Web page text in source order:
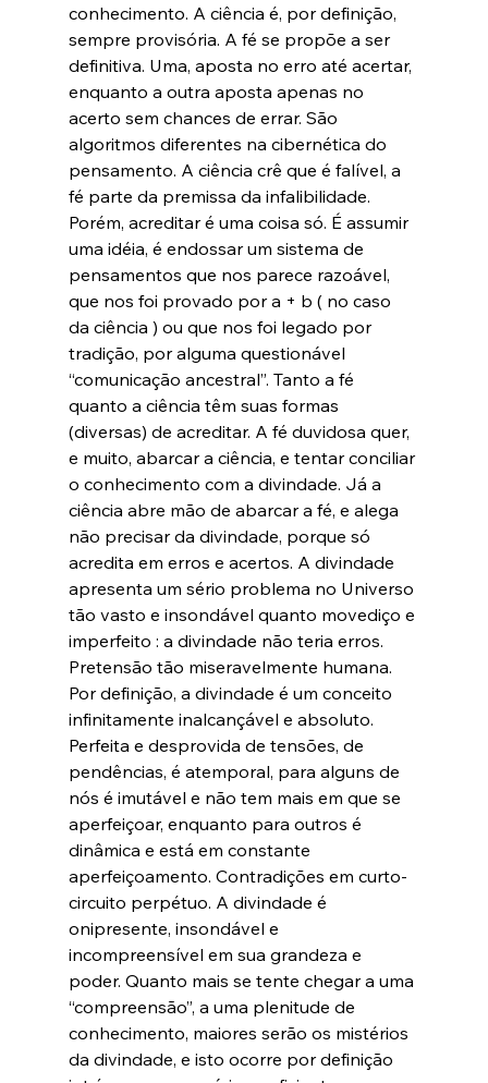
conhecimento. A ciência é, por definição,
sempre provisória. A fé se propõe a ser
definitiva. Uma, aposta no erro até acertar,
enquanto a outra aposta apenas no
acerto sem chances de errar. São
algoritmos diferentes na cibernética do
pensamento. A ciência crê que é falível, a
fé parte da premissa da infalibilidade.
Porém, acreditar é uma coisa só. É assumir
uma idéia, é endossar um sistema de
pensamentos que nos parece razoável,
que nos foi provado por a + b ( no caso
da ciência ) ou que nos foi legado por
tradição, por alguma questionável
“comunicação ancestral”. Tanto a fé
quanto a ciência têm suas formas
(diversas) de acreditar. A fé duvidosa quer,
e muito, abarcar a ciência, e tentar conciliar
o conhecimento com a divindade. Já a
ciência abre mão de abarcar a fé, e alega
não precisar da divindade, porque só
acredita em erros e acertos. A divindade
apresenta um sério problema no Universo
tão vasto e insondável quanto movediço e
imperfeito : a divindade não teria erros.
Pretensão tão miseravelmente humana.
Por definição, a divindade é um conceito
infinitamente inalcançável e absoluto.
Perfeita e desprovida de tensões, de
pendências, é atemporal, para alguns de
nós é imutável e não tem mais em que se
aperfeiçoar, enquanto para outros é
dinâmica e está em constante
aperfeiçoamento. Contradições em curto-
circuito perpétuo. A divindade é
onipresente, insondável e
incompreensível em sua grandeza e
poder. Quanto mais se tente chegar a uma
“compreensão”, a uma plenitude de
conhecimento, maiores serão os mistérios
da divindade, e isto ocorre por definição